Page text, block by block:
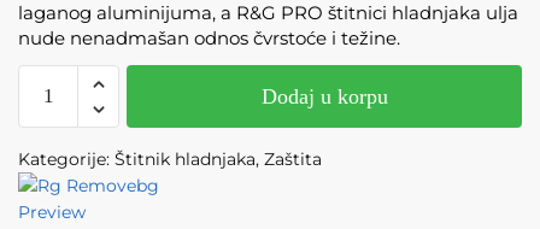
laganog aluminijuma, a R&G PRO štitnici hladnjaka ulja
nude nenadmašan odnos čvrstoće i težine.
ŠTITNIK
HLADNJAKA
količina
Dodaj u korpu
Kategorije: Štitnik hladnjaka, Zaštita